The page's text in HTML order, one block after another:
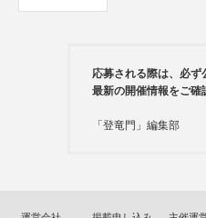
応募される際は、必ず
最新の開催情報をご確
「登竜門」編集部